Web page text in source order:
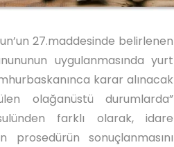
27.maddesinde belirlenen
uygulanmasında yurt
karar alınacak
olağanüstü durumlarda”
farklı olarak, idare
prosedürün sonuçlanmasını